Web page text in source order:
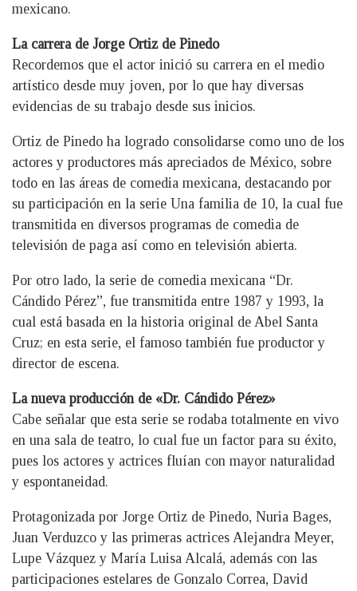
mexicano.
La carrera de Jorge Ortiz de Pinedo
Recordemos que el actor inició su carrera en el medio
artístico desde muy joven, por lo que hay diversas
evidencias de su trabajo desde sus inicios.
Ortiz de Pinedo ha logrado consolidarse como uno de los
actores y productores más apreciados de México, sobre
todo en las áreas de comedia mexicana, destacando por
su participación en la serie Una familia de 10, la cual fue
transmitida en diversos programas de comedia de
televisión de paga así como en televisión abierta.
Por otro lado, la serie de comedia mexicana “Dr.
Cándido Pérez”, fue transmitida entre 1987 y 1993, la
cual está basada en la historia original de Abel Santa
Cruz; en esta serie, el famoso también fue productor y
director de escena.
La nueva producción de «Dr. Cándido Pérez»
Cabe señalar que esta serie se rodaba totalmente en vivo
en una sala de teatro, lo cual fue un factor para su éxito,
pues los actores y actrices fluían con mayor naturalidad
y espontaneidad.
Protagonizada por Jorge Ortiz de Pinedo, Nuria Bages,
Juan Verduzco y las primeras actrices Alejandra Meyer,
Lupe Vázquez y María Luisa Alcalá, además con las
participaciones estelares de Gonzalo Correa, David